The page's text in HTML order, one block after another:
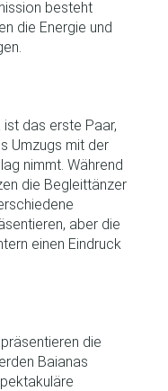
besteht
die Energie und
das erste Paar,
Umzugs mit der
nimmt. Während
die Begleittänzer
aber die
einen Eindruck
die
Baianas